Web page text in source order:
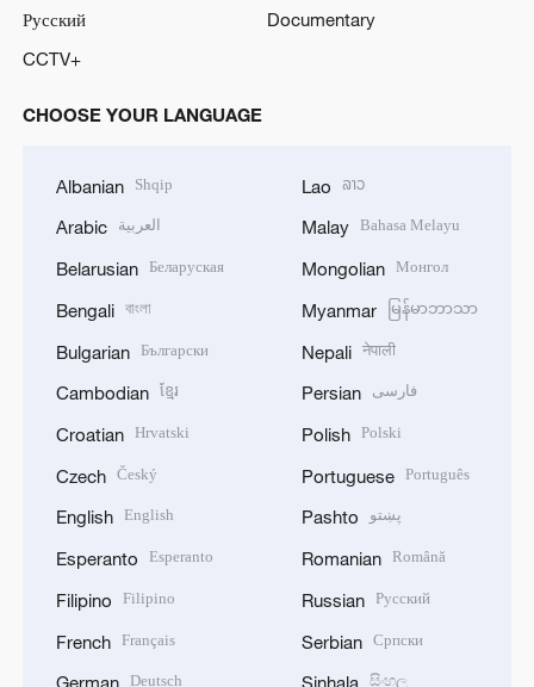
Русский
Documentary
CCTV+
CHOOSE YOUR LANGUAGE
Albanian Shqip
Arabic العربية
Belarusian Беларуская
Bengali বাংলা
Bulgarian Български
Cambodian ខ្មែរ
Croatian Hrvatski
Czech Český
English English
Esperanto Esperanto
Filipino Filipino
French Français
German Deutsch
Lao ລາວ
Malay Bahasa Melayu
Mongolian Монгол
Myanmar မြန်မာဘာသာ
Nepali नेपाली
Persian فارسی
Polish Polski
Portuguese Português
Pashto پښتو
Romanian Română
Russian Русский
Serbian Српски
Sinhala සිංහල